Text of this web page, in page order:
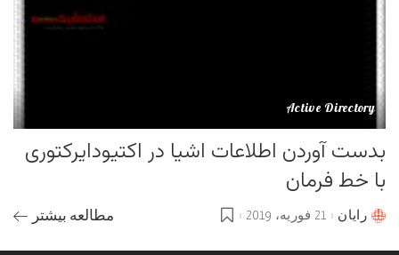
Active Directory
بدست آوردن اطلاعات اشیا در اکتیودایرکتوری
با خط فرمان
Postedرایان 21 فوریه، 2019 مطالعه بیشتر